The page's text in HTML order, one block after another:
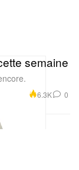
semaine
6.3K 0